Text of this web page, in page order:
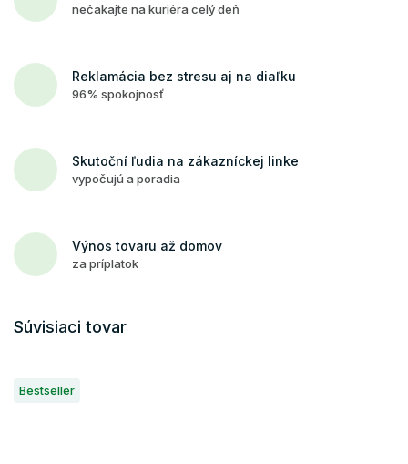
nečakajte na kuriéra celý deň
Reklamácia bez stresu aj na diaľku
96% spokojnosť
Skutoční ľudia na zákazníckej linke
vypočujú a poradia
Výnos tovaru až domov
za príplatok
Súvisiaci tovar
Bestseller